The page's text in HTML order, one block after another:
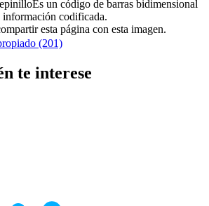
Es un código de barras bidimensional
información codificada.
esta página con esta imagen.
(201)
te interese